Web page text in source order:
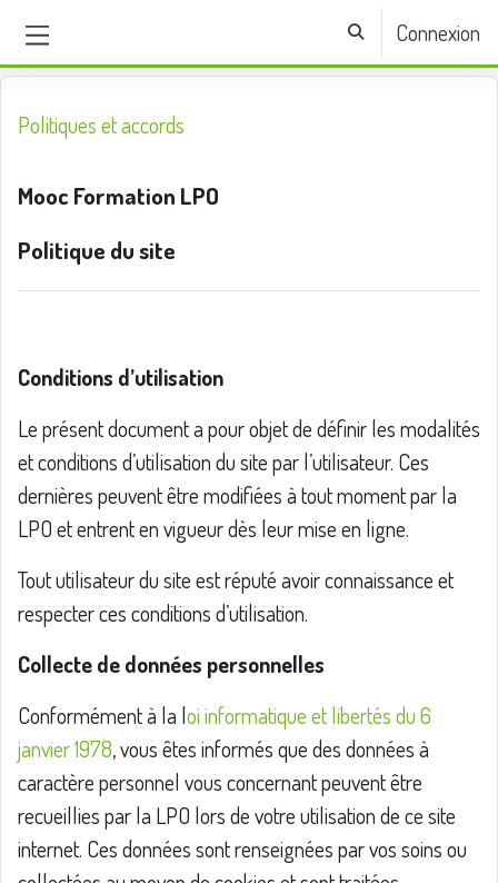
Panneau latéral Activer/désactiver la
Connexion
Politiques et accords
Mooc Formation LPO
Politique du site
Conditions d’utilisation
Le présent document a pour objet de définir les modalités
et conditions d’utilisation du site par l’utilisateur. Ces
dernières peuvent être modifiées à tout moment par la
LPO et entrent en vigueur dès leur mise en ligne.
Tout utilisateur du site est réputé avoir connaissance et
respecter ces conditions d’utilisation.
Collecte de données personnelles
Conformément à la loi informatique et libertés du 6
janvier 1978, vous êtes informés que des données à
caractère personnel vous concernant peuvent être
recueillies par la LPO lors de votre utilisation de ce site
internet. Ces données sont renseignées par vos soins ou